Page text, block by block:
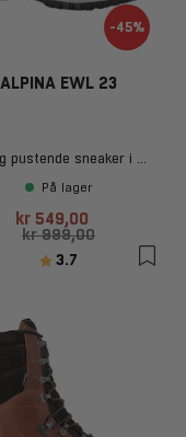
-45%
ALPINA EWL 23
Lett og pustende sneaker i mint-grønn
På lager
kr 549,00
kr 999,00
Karakter:
3.7 av 5 mulige